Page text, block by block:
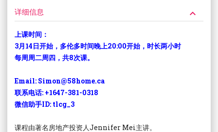
详细信息 keyboard_arrow_down
上课时间：
3月14日开始，多伦多时间晚上20:00开始，时长两小时
每周周二周四，共8次课。
Email: Simon@58home.ca
联系电话: +1647-381-0318
微信助手ID: tlcg_3
课程由著名房地产投资人Jennifer Mei主讲。